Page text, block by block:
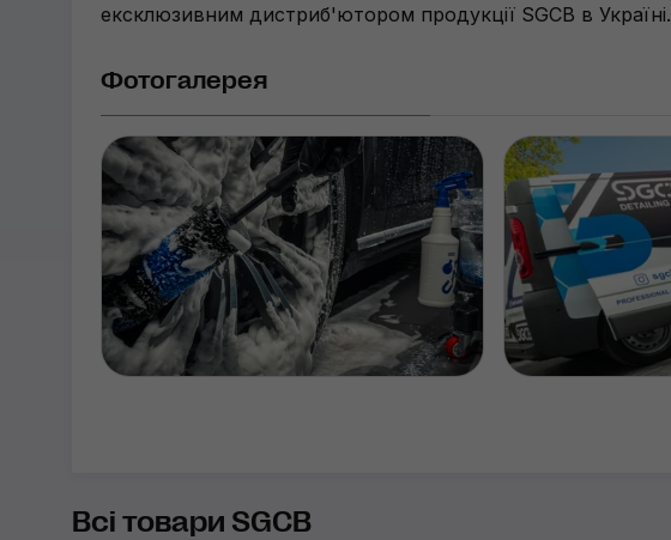
ексклюзивним дистриб'ютором продукції SGCB в Україні.
Фотогалерея
Всі товари SGCB